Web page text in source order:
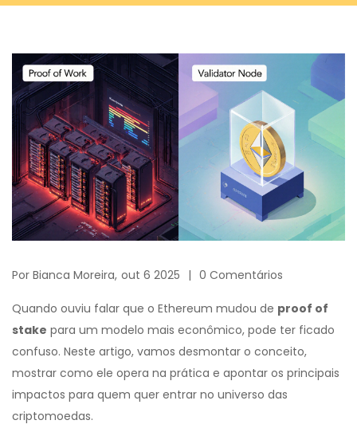
Por Bianca Moreira, out 6 2025 0 Comentários
Quando ouviu falar que o Ethereum mudou de proof of
stake para um modelo mais econômico, pode ter ficado
confuso. Neste artigo, vamos desmontar o conceito,
mostrar como ele opera na prática e apontar os principais
impactos para quem quer entrar no universo das
criptomoedas.